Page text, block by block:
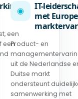
een
een
◉
IT-
met
Product- en
uit de Nederlandse
Duitse markt
ondersteunt
samenwerking met